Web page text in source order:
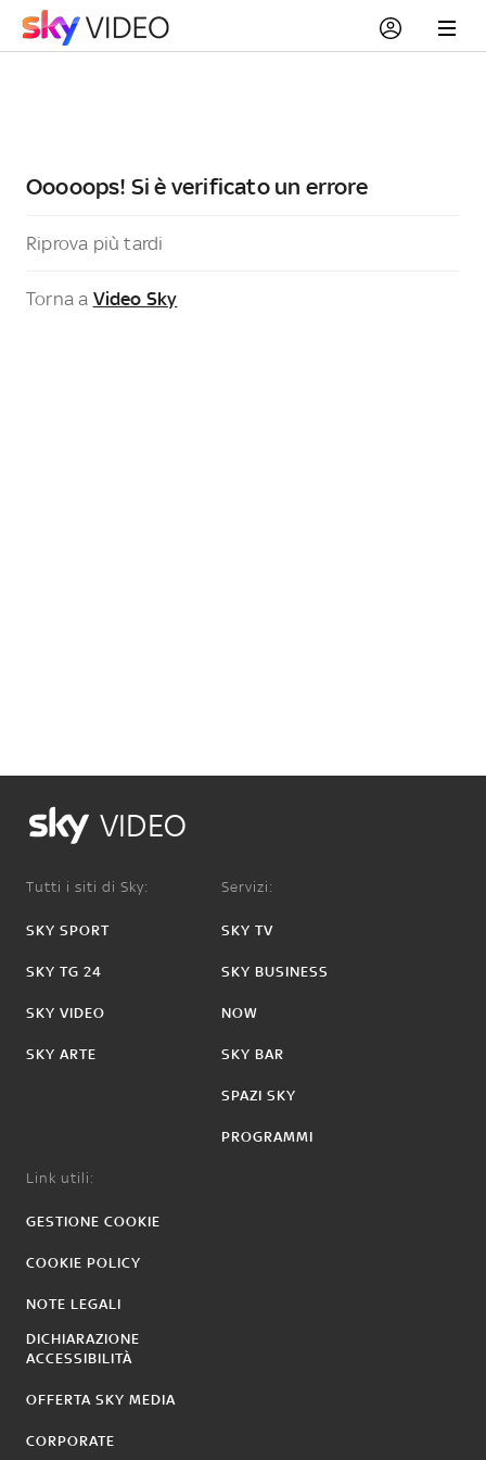
Ooooops! Si è verificato un errore
Riprova più tardi
Torna a Video Sky
VIDEO
Tutti i siti di Sky:
SKY SPORT
SKY TG 24
SKY VIDEO
SKY ARTE
Servizi:
SKY TV
SKY BUSINESS
NOW
SKY BAR
SPAZI SKY
PROGRAMMI
Link utili:
GESTIONE COOKIE
COOKIE POLICY
NOTE LEGALI
DICHIARAZIONE
ACCESSIBILITÀ
OFFERTA SKY MEDIA
CORPORATE